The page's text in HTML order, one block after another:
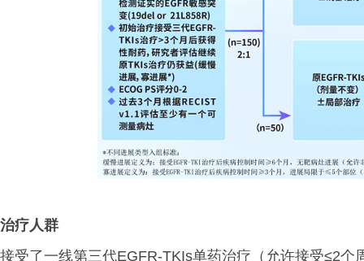
治疗人群
接受了一线第三代EGFR-TKIs单药治疗（允许接受≤2